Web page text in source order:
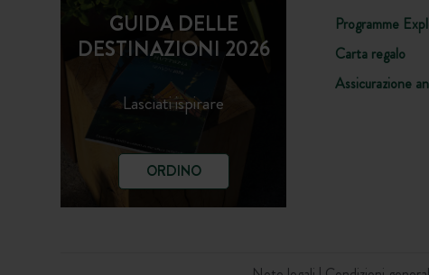
GUIDA DELLE
DESTINAZIONI 2026
Lasciati ispirare
ORDINO
Programme
Carta regalo
Assicurazione